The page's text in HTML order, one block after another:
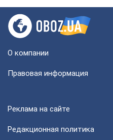
О компании
Правовая информация
Реклама на сайте
Редакционная политика